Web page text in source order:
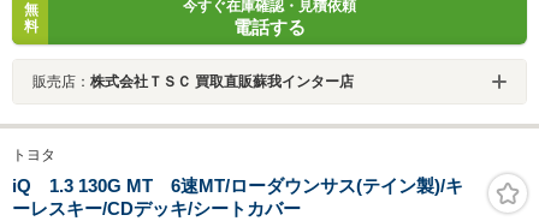
無
料
今すぐ在庫確認・見積依頼
電話する
販売店： 株式会社ＴＳＣ 買取直販蘇我インター店
トヨタ
iQ 1.3 130G MT 6速MT/ローダウンサス(テイン製)/キ
ーレスキー/CDデッキ/シートカバー